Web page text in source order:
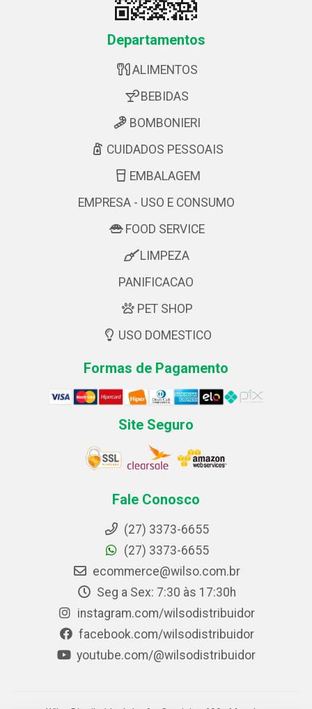
Departamentos
ALIMENTOS
BEBIDAS
BOMBONIERI
CUIDADOS PESSOAIS
EMBALAGEM
EMPRESA - USO E CONSUMO
FOOD SERVICE
LIMPEZA
PANIFICACAO
PET SHOP
USO DOMESTICO
Formas de Pagamento
Site Seguro
Fale Conosco
(27) 3373-6655
(27) 3373-6655
ecommerce@wilso.com.br
Seg a Sex: 7:30 às 17:30h
instagram.com/wilsodistribuidor
facebook.com/wilsodistribuidor
youtube.com/@wilsodistribuidor